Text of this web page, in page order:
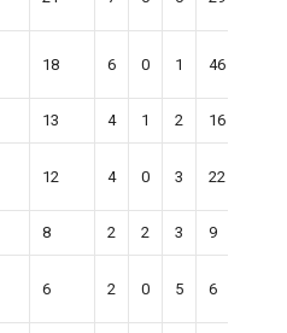
18 6 0 1 46
13 4 1 2 16
12 4 0 3 22
8 2 2 3 9
6 2 0 5 6